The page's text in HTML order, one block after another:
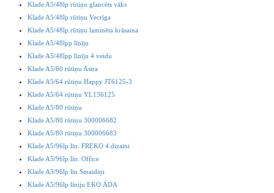
Klade A5/48lp rūtiņu glancēts vāks
Klade A5/48lp rūtiņu Vecrīga
Klade A5/48lp.rūtiņu laminēta krāsaina
Klade A5/48lpp līnīju
Klade A5/48lpp līnīju 4 veidu
Klade A5/60 rūtiņu Astra
Klade A5/64 rūtiņu Happy JT6125-3
Klade A5/64 rūtiņu YL136125
Klade A5/80 rūtiņu
Klade A5/80 rūtiņu 300006682
Klade A5/80 rūtiņu 300006683
Klade A5/96lp līn. FREKO 4.dizaini
Klade A5/96lp līn. Office
Klade A5/96lp līn.Smaidiņi
Klade A5/96lp līniju EKO ĀDA